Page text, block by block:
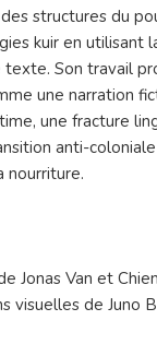
structures du
kuir en utilisant
texte. Son travail
une narration
une fracture
anti-
nourriture.
Jonas Van et
visuelles de Juno